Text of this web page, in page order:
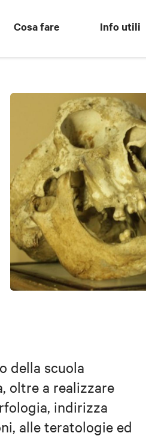
Cosa fare Info utili
della scuola
oltre a realizzare
indirizza
alle teratologie ed